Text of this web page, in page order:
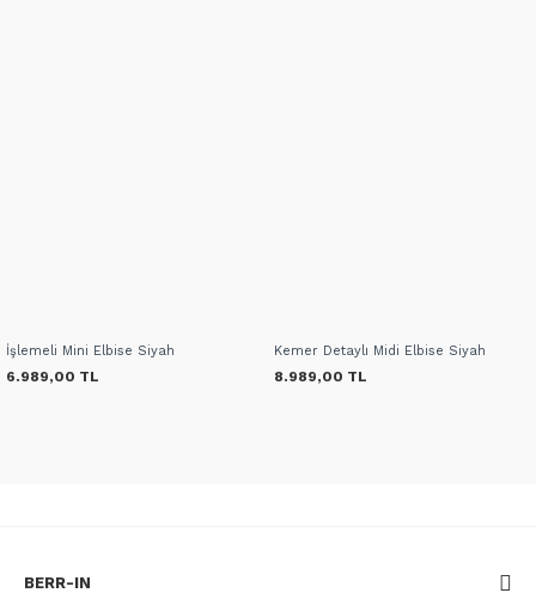
İşlemeli Mini Elbise Siyah
6.989,00 TL
Kemer Detaylı Midi Elbise Siyah
8.989,00 TL
BERR-IN